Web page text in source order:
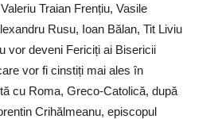
Traian Frențiu, Vasile
Rusu, Ioan Bălan, Tit Liviu
vor deveni Fericiți ai Bisericii
vor fi cinstiți mai ales în
cu Roma, Greco-Catolică, după
Crihălmeanu, episcopul